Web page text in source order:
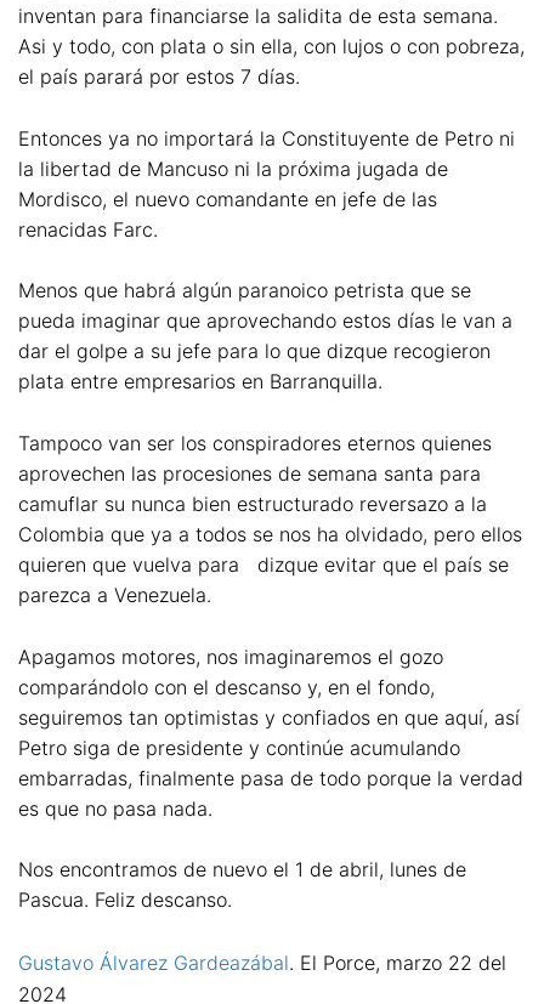
inventan para financiarse la salidita de esta semana.
Asi y todo, con plata o sin ella, con lujos o con pobreza,
el país parará por estos 7 días.
Entonces ya no importará la Constituyente de Petro ni
la libertad de Mancuso ni la próxima jugada de
Mordisco, el nuevo comandante en jefe de las
renacidas Farc.
Menos que habrá algún paranoico petrista que se
pueda imaginar que aprovechando estos días le van a
dar el golpe a su jefe para lo que dizque recogieron
plata entre empresarios en Barranquilla.
Tampoco van ser los conspiradores eternos quienes
aprovechen las procesiones de semana santa para
camuflar su nunca bien estructurado reversazo a la
Colombia que ya a todos se nos ha olvidado, pero ellos
quieren que vuelva para dizque evitar que el país se
parezca a Venezuela.
Apagamos motores, nos imaginaremos el gozo
comparándolo con el descanso y, en el fondo,
seguiremos tan optimistas y confiados en que aquí, así
Petro siga de presidente y continúe acumulando
embarradas, finalmente pasa de todo porque la verdad
es que no pasa nada.
Nos encontramos de nuevo el 1 de abril, lunes de
Pascua. Feliz descanso.
Gustavo Álvarez Gardeazábal. El Porce, marzo 22 del
2024